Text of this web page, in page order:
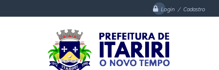
Login / Cadastro